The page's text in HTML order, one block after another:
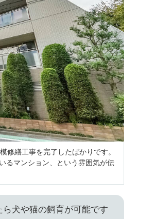
修繕工事を完了したばかりです。
るマンション、という雰囲気が伝
犬や猫の飼育が可能です